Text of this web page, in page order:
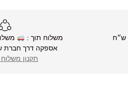
משלוח תוך :
משלוח עד
אספקה דרך חברת
תקנון